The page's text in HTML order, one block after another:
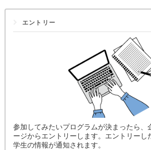
エントリー
参加してみたいプログラムが決まったら、
ージからエントリーします。エントリーし
学生の情報が通知されます。